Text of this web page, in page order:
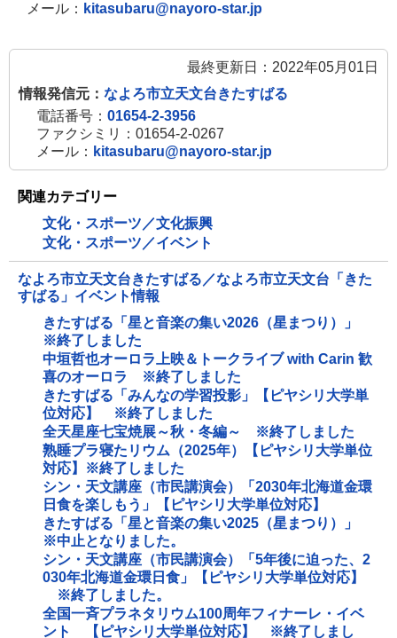
メール： kitasubaru@nayoro-star.jp
最終更新日：2022年05月01日
情報発信元： なよろ市立天文台きたすばる
電話番号： 01654-2-3956
ファクシミリ：01654-2-0267
メール： kitasubaru@nayoro-star.jp
関連カテゴリー
文化・スポーツ／文化振興
文化・スポーツ／イベント
なよろ市立天文台きたすばる／なよろ市立天文台「きた
すばる」イベント情報
きたすばる「星と音楽の集い2026（星まつり）」
※終了しました
中垣哲也オーロラ上映＆トークライブ with Carin 歓
喜のオーロラ ※終了しました
きたすばる「みんなの学習投影」【ピヤシリ大学単
位対応】 ※終了しました
全天星座七宝焼展～秋・冬編～ ※終了しました
熟睡プラ寝たリウム（2025年）【ピヤシリ大学単位
対応】※終了しました
シン・天文講座（市民講演会）「2030年北海道金環
日食を楽しもう」【ピヤシリ大学単位対応】
きたすばる「星と音楽の集い2025（星まつり）」
※中止となりました。
シン・天文講座（市民講演会）「5年後に迫った、2
030年北海道金環日食」【ピヤシリ大学単位対応】
※終了しました。
全国一斉プラネタリウム100周年フィナーレ・イベ
ント 【ピヤシリ大学単位対応】 ※終了しまし